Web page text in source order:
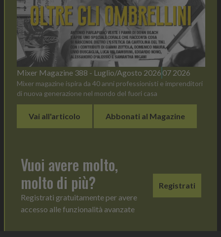
Mixer Magazine 388 - Luglio/Agosto 2026 07 2026
Mixer magazine ispira da 40 anni professionisti e imprenditori
di nuova generazione nel mondo del fuori casa
Vai all'articolo Abbonati al Magazine
Vuoi avere molto,
molto di più?
Registrati gratuitamente per avere
accesso alle funzionalità avanzate
Registrati